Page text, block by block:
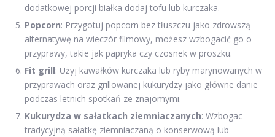
dodatkowej porcji białka dodaj tofu lub kurczaka.
Popcorn: Przygotuj popcorn bez tłuszczu jako zdrowszą
alternatywę na wieczór filmowy, możesz wzbogacić go o
przyprawy, takie jak papryka czy czosnek w proszku.
Fit grill: Użyj kawałków kurczaka lub ryby marynowanych w
przyprawach oraz grillowanej kukurydzy jako główne danie
podczas letnich spotkań ze znajomymi.
Kukurydza w sałatkach ziemniaczanych: Wzbogac
tradycyjną sałatkę ziemniaczaną o konserwową lub